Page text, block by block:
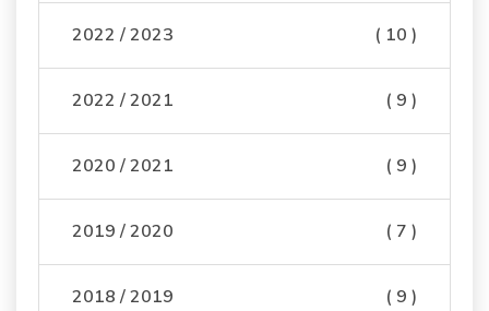
2022 / 2023 ( 10 )
2022 / 2021 ( 9 )
2020 / 2021 ( 9 )
2019 / 2020 ( 7 )
2018 / 2019 ( 9 )